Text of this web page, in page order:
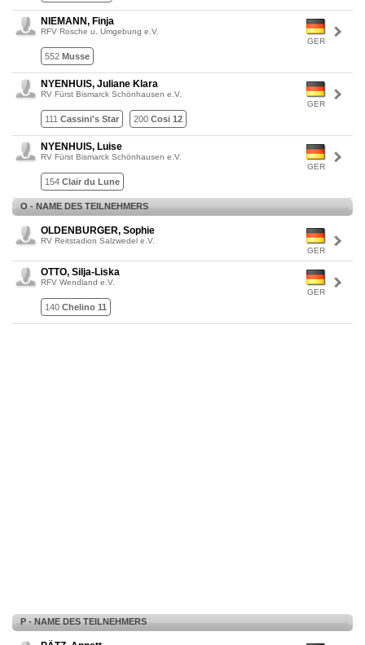
GER
NIEMANN, Finja
RFV Rosche u. Umgebung e.V.
552 Musse
GER
NYENHUIS, Juliane Klara
RV Fürst Bismarck Schönhausen e.V.
111 Cassini's Star 200 Cosi 12
GER
NYENHUIS, Luise
RV Fürst Bismarck Schönhausen e.V.
154 Clair du Lune
O - NAME DES TEILNEHMERS
GER
OLDENBURGER, Sophie
RV Reitstadion Salzwedel e.V.
GER
OTTO, Silja-Liska
RFV Wendland e.V.
140 Chelino 11
P - NAME DES TEILNEHMERS